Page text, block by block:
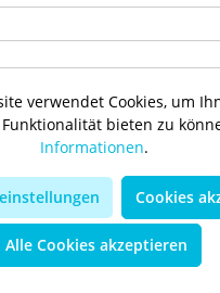
verwendet Cookies, um
bieten zu
Informationen.
Cookies
Alle Cookies akzeptieren